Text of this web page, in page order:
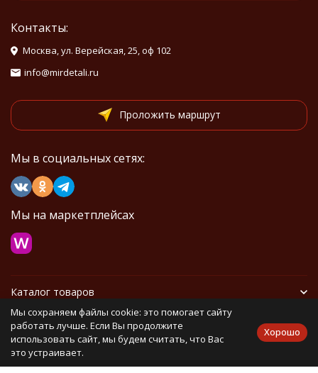
Контакты:
Москва, ул. Верейская, 25, оф 102
info@mirdetali.ru
Проложить маршрут
Мы в социальных сетях:
Мы на маркетплейсах
Каталог товаров
Информация
Политика персональных данных Карта сайта
Мы сохраняем файлы cookie: это помогает сайту
работать лучше. Если Вы продолжите
использовать сайт, мы будем считать, что Вас
это устраивает.
Хорошо